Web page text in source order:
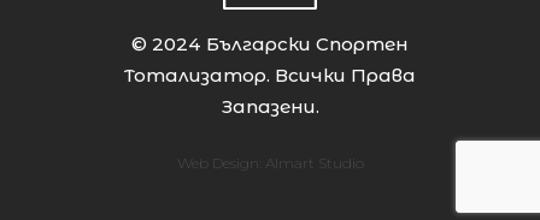
© 2024 Български Спортен
Тотализатор. Всички Права
Запазени.
Web Design: Almart Studio